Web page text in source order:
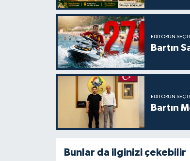
EDITÖRÜN
Bartın
EDITÖRÜN
Bartın
Bunlar da ilginizi çekebilir